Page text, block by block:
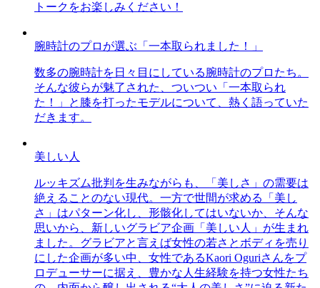
トークをお楽しみください！
腕時計のプロが選ぶ「一本取られました！」
数多の腕時計を日々目にしている腕時計のプロたち。
そんな彼らが魅了された、ついつい「一本取られ
た！」と膝を打ったモデルについて、熱く語っていた
だきます。
美しい人
ルッキズム批判を生みながらも、「美しさ」の需要は
絶えることのない現代。一方で世間が求める「美し
さ」はパターン化し、形骸化してはいないか、そんな
思いから、新しいグラビア企画「美しい人」が生まれ
ました。グラビアと言えば女性の若さとボディを売り
にした企画が多い中、女性であるKaori Oguriさんをプ
ロデューサーに据え、豊かな人生経験を持つ女性たち